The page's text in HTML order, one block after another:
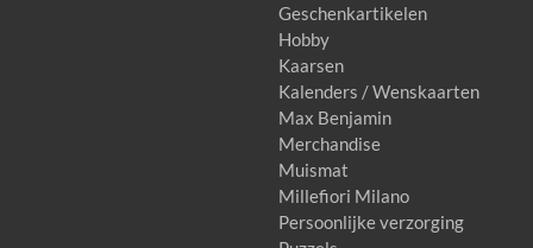
Geschenkartikelen
Hobby
Kaarsen
Kalenders / Wenskaarten
Max Benjamin
Merchandise
Muismat
Millefiori Milano
Persoonlijke verzorging